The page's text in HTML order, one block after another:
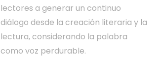
lectores a generar un continuo
diálogo desde la creación literaria y la
lectura, considerando la palabra
como voz perdurable.